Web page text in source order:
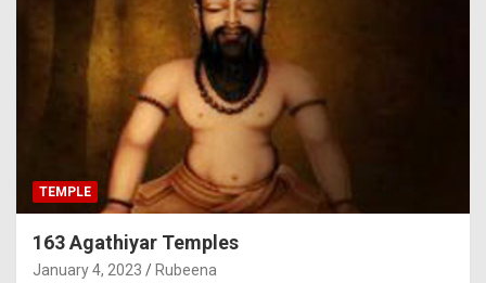
TEMPLE
163 Agathiyar Temples
January 4, 2023 Rubeena